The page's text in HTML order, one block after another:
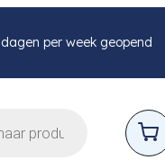
dagen per week geopend